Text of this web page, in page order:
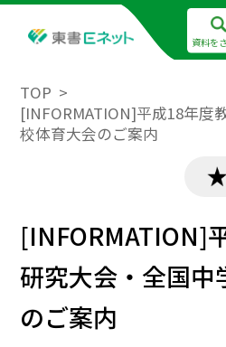
資料を
TOP
[INFORMATION]平成18年度
校体育大会のご案内
[INFORMATION]
研究大会・全国中
のご案内